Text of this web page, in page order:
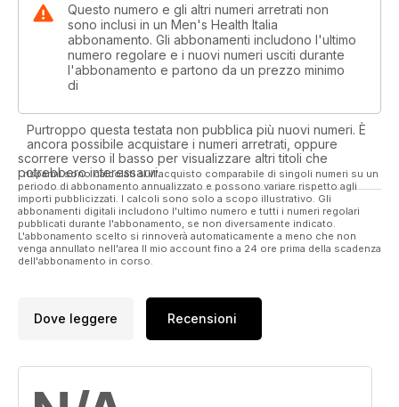
Questo numero e gli altri numeri arretrati non
sono inclusi in un Men's Health Italia
abbonamento. Gli abbonamenti includono l'ultimo
numero regolare e i nuovi numeri usciti durante
l'abbonamento e partono da un prezzo minimo
di
Purtroppo questa testata non pubblica più nuovi numeri. È
ancora possibile acquistare i numeri arretrati, oppure
scorrere verso il basso per visualizzare altri titoli che
potrebbero interessarvi.
I risparmi sono calcolati sull'acquisto comparabile di singoli numeri su un
periodo di abbonamento annualizzato e possono variare rispetto agli
importi pubblicizzati. I calcoli sono solo a scopo illustrativo. Gli
abbonamenti digitali includono l'ultimo numero e tutti i numeri regolari
pubblicati durante l'abbonamento, se non diversamente indicato.
L'abbonamento scelto si rinnoverà automaticamente a meno che non
venga annullato nell'area Il mio account fino a 24 ore prima della scadenza
dell'abbonamento in corso.
Dove leggere Recensioni